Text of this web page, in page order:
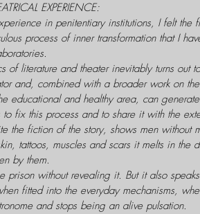
EXPERIENCE:
in penitentiary institutions, I felt
process of inner transformation that I
of literature and theater inevitably turns
and, combined with a broader work on
educational and healthy area, can
to fix this process and to share it with the
the fiction of the story, shows men
tattoos, muscles and scars it melts in
by them.
prison without revealing it. But it also
fitted into the everyday mechanisms,
and stops being an alive pulsation.